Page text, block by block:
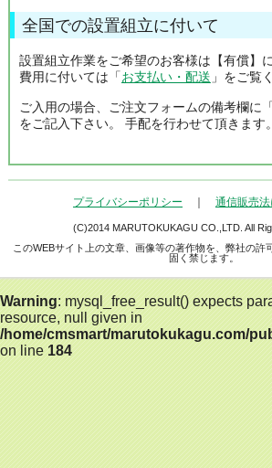
全国での設置組立に付いて
設置組立作業をご希望のお客様は【有償】
費用に付いては「お支払い・配送 」をご覧
ご入用の場合、ご注文フォームの備考欄に
をご記入下さい。 手配を行わせて頂きます。
プライバシーポリシー 通信販売
(C)2014 MARUTOKUKAGU CO.,LTD. All
このWEBサイト上の文章、画像等の著作物を、弊社の許
固く禁じます。
Warning: mysql_free_result() expects
resource, null given in
/home/cmsmart/marutokukagu.com/
on line184